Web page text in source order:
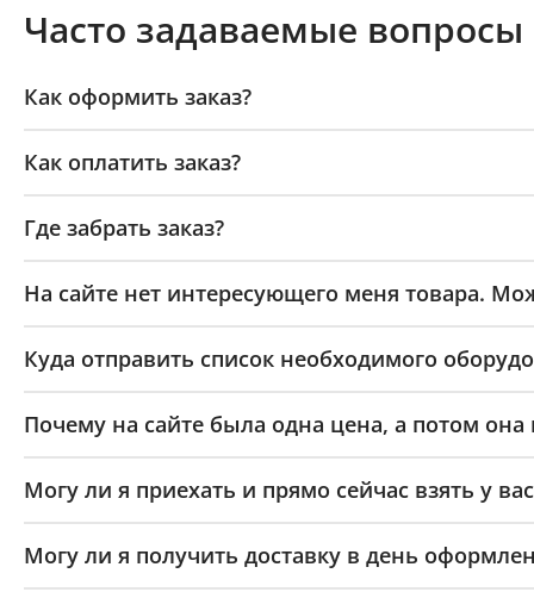
Часто задаваемые вопросы
Как оформить заказ?
Как оплатить заказ?
Где забрать заказ?
На сайте нет интересующего меня товара.
Куда отправить список необходимого
Почему на сайте была одна цена, а потом она
Могу ли я приехать и прямо сейчас взять у
Могу ли я получить доставку в день